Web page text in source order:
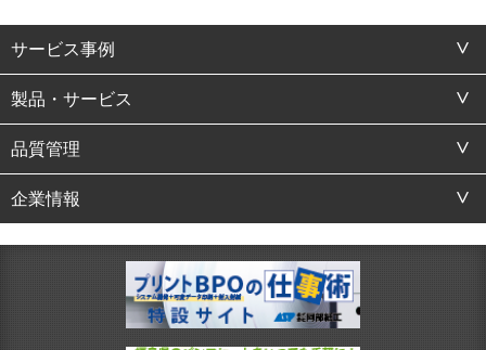
サービス事例
製品・サービス
品質管理
企業情報